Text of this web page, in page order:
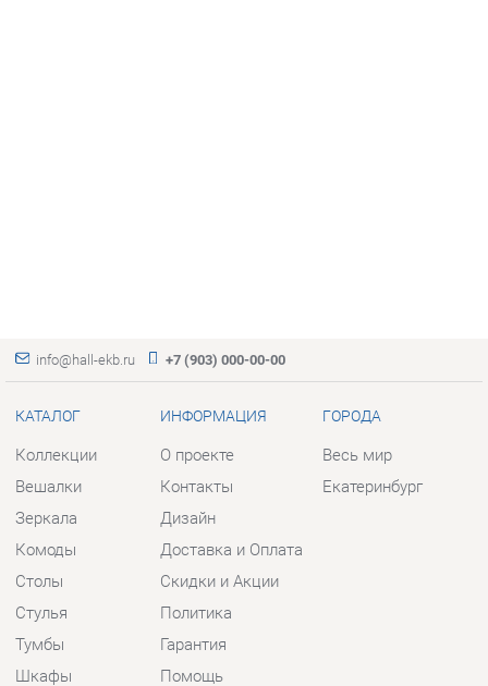
КАТАЛОГ
Зеркала
Комоды
Столы
Стулья
Тумбы
Шкафы
Комплектующие
ИНФОРМАЦИЯ
Дизайн
Доставка и Оплата
Скидки и Акции
Политика
Гарантия
Помощь